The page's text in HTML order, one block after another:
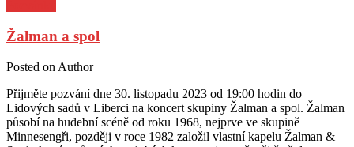
Žalman a spol
Posted on Author
Přijměte pozvání dne 30. listopadu 2023 od 19:00 hodin do
Lidových sadů v Liberci na koncert skupiny Žalman a spol. Žalman
působí na hudební scéně od roku 1968, nejprve ve skupině
Minnesengři, později v roce 1982 založil vlastní kapelu Žalman &